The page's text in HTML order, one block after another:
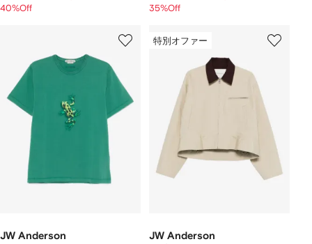
40%Off 35%Off
JW Anderson
特別オファー
JW Anderson